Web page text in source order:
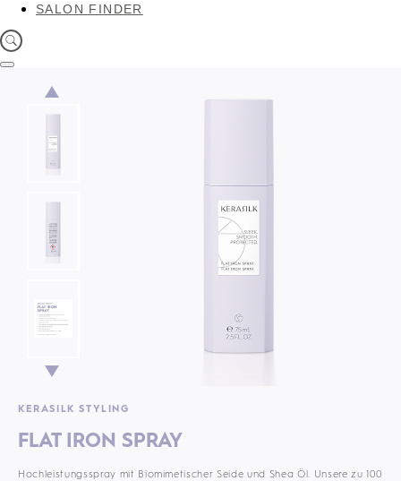
SALON FINDER
KERASILK STYLING
FLAT IRON SPRAY
Hochleistungsspray mit Biomimetischer Seide und Shea Öl. Unsere zu 100